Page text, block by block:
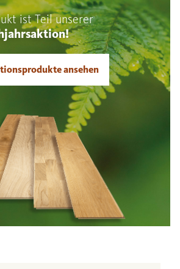
ist Teil unserer
ansehen